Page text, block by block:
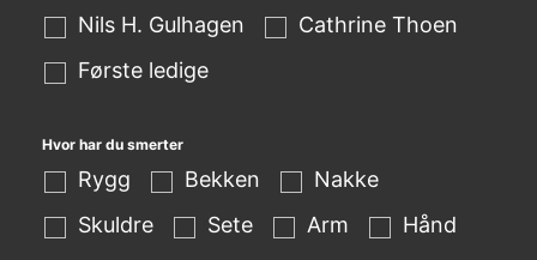
Nils H. Gulhagen
Cathrine Thoen
Første ledige
Hvor har du smerter
Rygg Bekken
Nakke
Skuldre
Sete Arm
Hånd